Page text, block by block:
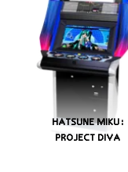
HATSUNE MIKU:
PROJECT DIVA